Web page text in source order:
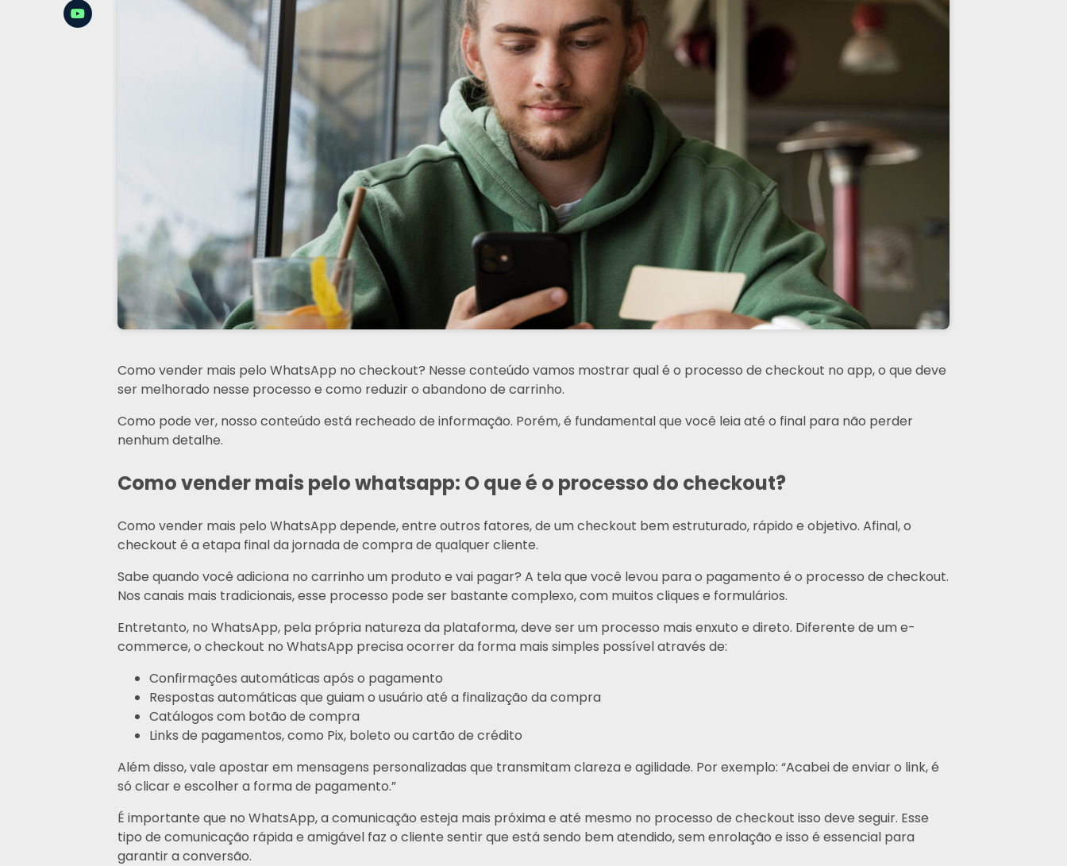
Como vender mais pelo WhatsApp no checkout? Nesse conteúdo vamos mostrar qual é o processo de checkout no app, o que deve
ser melhorado nesse processo e como reduzir o abandono de carrinho.
Como pode ver, nosso conteúdo está recheado de informação. Porém, é fundamental que você leia até o final para não perder
nenhum detalhe.
Como vender mais pelo whatsapp: O que é o processo do checkout?
Como vender mais pelo WhatsApp depende, entre outros fatores, de um checkout bem estruturado, rápido e objetivo. Afinal, o
checkout é a etapa final da jornada de compra de qualquer cliente.
Sabe quando você adiciona no carrinho um produto e vai pagar? A tela que você levou para o pagamento é o processo de checkout.
Nos canais mais tradicionais, esse processo pode ser bastante complexo, com muitos cliques e formulários.
Entretanto, no WhatsApp, pela própria natureza da plataforma, deve ser um processo mais enxuto e direto. Diferente de um e-
commerce, o checkout no WhatsApp precisa ocorrer da forma mais simples possível através de:
Confirmações automáticas após o pagamento
Respostas automáticas que guiam o usuário até a finalização da compra
Catálogos com botão de compra
Links de pagamentos, como Pix, boleto ou cartão de crédito
Além disso, vale apostar em mensagens personalizadas que transmitam clareza e agilidade. Por exemplo: “Acabei de enviar o link, é
só clicar e escolher a forma de pagamento.”
É importante que no WhatsApp, a comunicação esteja mais próxima e até mesmo no processo de checkout isso deve seguir. Esse
tipo de comunicação rápida e amigável faz o cliente sentir que está sendo bem atendido, sem enrolação e isso é essencial para
garantir a conversão.